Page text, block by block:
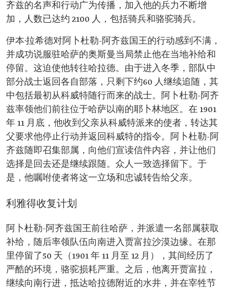
齐兹的名声和行动广为传播，加入他的兵力不断增
加，人数已达约 2100 人，包括骑兵和骆驼骑兵。
伊本·拉希德对阿卜杜勒-阿齐兹国王的行动感到不满，
并成功说服驻哈萨的奥斯曼当局禁止他在当地补给和
停留。这迫使他转往哈拉德。由于进入冬季，部队中
部分战士返回各自部落，只剩下约60 人继续追随，其
中包括最初从科威特随行而来的战士。阿卜杜勒-阿齐
兹率领他们前往位于哈萨以南的耶卜林地区。在 1901
年 11 月底，他收到父亲从科威特派来的使者，转达其
父要求他停止行动并返回科威特的指令。阿卜杜勒-阿
齐兹随即召集部属，向他们宣读信件内容，并让他们
选择是回去还是继续跟随。众人一致选择留下。于
是，他嘱咐使者将这一立场和忠诚转告给父亲。
利雅得收复计划
阿卜杜勒-阿齐兹国王前往哈萨，并派遣一名部属获取
补给，随后率领队伍向南进入贾富拉沙漠边缘。在那
里停留了50 天（1901 年 11 月至 12 月），其间经历了
严酷的环境，骆驼损耗严重。之后，他离开贾富拉，
继续向南行进，抵达哈拉德附近的水井，并在宰牲节